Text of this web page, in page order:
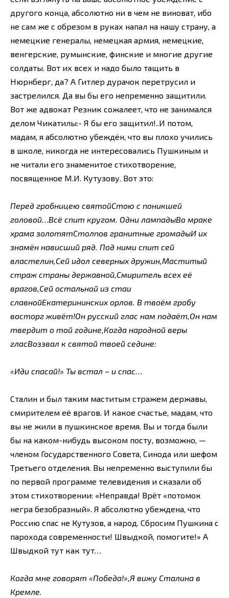
другого конца, абсолютно ни в чем не виноват, ибо
не сам же с обрезом в руках напал на нашу страну, а
немецкие генералы, немецкая армия, немецкие,
венгерские, румынские, финские и многие другие
солдаты. Вот их всех и надо было тащить в
Нюрнберг, да? А Гитлер дурачок перетрусил и
застрелился. Да вы бы его непременно защитили.
Вот же адвокат Резник сожалеет, что не занимался
делом Чикатилы:- Я бы его защитил!..И потом,
мадам, я абсолютно убеждён, что вы плохо учились
в школе, никогда не интересовались Пушкиным и
не читали его знаменитое стихотворение,
посвященное М.И. Кутузову. Вот это:
Перед гробницею святойСтою с поникшей
головой…Всё спит кругом. Одни лампадыВо мраке
храма золотятСтолпов гранитные громадыИ их
знамён нависший ряд. Под ними спит сей
властелин,Сей идол северных дружин,Маститый
страж страны державной,Смиритель всех её
врагов,Сей остальной из стаи
славнойЕкатерининских орлов. В твоём гробу
восторг живёт!Он русский глас нам подаёт,Он нам
твердит о той године,Когда народной веры
гласВоззвал к святой твоей седине:
«Иди спасай!» Ты встал – и спас…
Сталин и был таким маститым стражем державы,
смирителем её врагов. И какое счастье, мадам, что
вы не жили в пушкинское время. Вы и тогда были
бы на каком-нибудь высоком посту, возможно, —
членом Государственного Совета, Синода или шефом
Третьего отделения. Вы непременно выступили бы
по первой программе телевидения и сказали об
этом стихотворении: «Неправда! Врёт «потомок
негра безобразный». Я абсолютно убеждена, что
Россию спас не Кутузов, а народ. Сбросим Пушкина с
парохода современности! Швыдкой, помогите!» А
Швыдкой тут как тут…
Когда мне говорят «Победа!»,Я вижу Сталина в
Кремле.